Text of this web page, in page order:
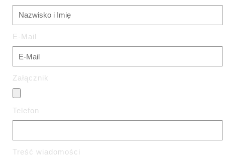
E-Mail
Załącznik
Telefon
Treść wiadomości